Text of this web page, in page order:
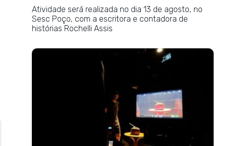
Atividade será realizada no dia 13 de agosto, no
Sesc Poço, com a escritora e contadora de
histórias Rochelli Assis